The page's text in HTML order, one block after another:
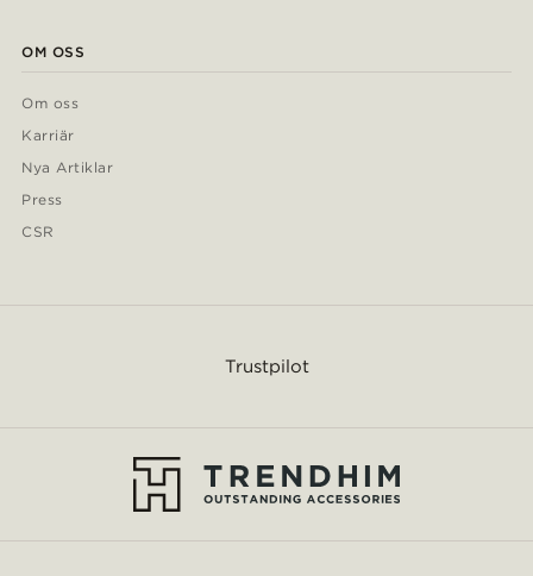
OM OSS
Om oss
Karriär
Nya Artiklar
Press
CSR
Trustpilot